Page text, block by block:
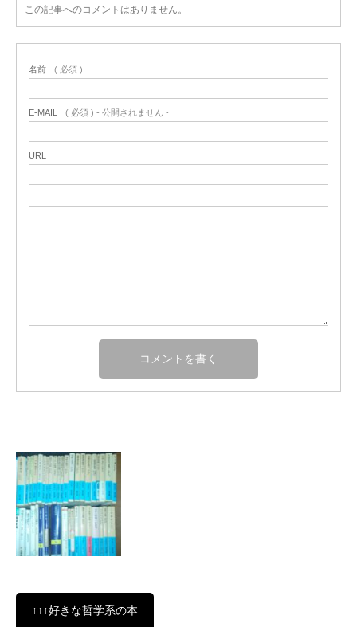
この記事へのコメントはありません。
名前 ( 必須 )
E-MAIL ( 必須 ) - 公開されません -
URL
↑↑↑好きな哲学系の本